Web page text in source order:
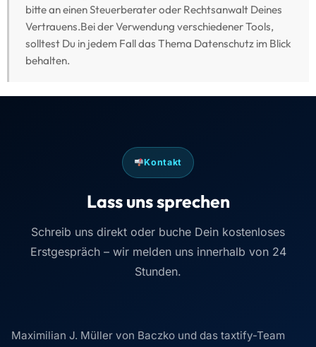
bitte an einen Steuerberater oder Rechtsanwalt Deines
Vertrauens.Bei der Verwendung verschiedener Tools,
solltest Du in jedem Fall das Thema Datenschutz im Blick
behalten.
Kontakt
Lass uns sprechen
Schreib uns direkt oder buche Dein kostenloses
Erstgespräch – wir melden uns innerhalb von 24
Stunden.
Maximilian J. Müller von Baczko und das taxtify-Team